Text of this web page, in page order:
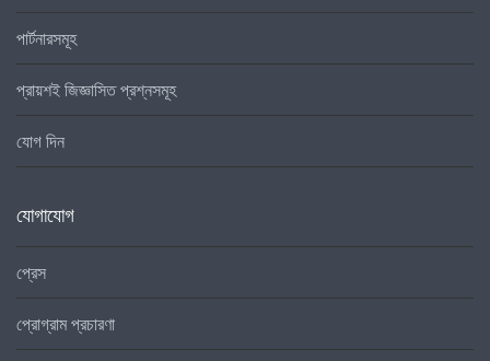
পার্টনারসমূহ
প্রায়শই জিজ্ঞাসিত প্রশ্নসমূহ
যোগ দিন
যোগাযোগ
প্রেস
প্রোগ্রাম প্রচারণা